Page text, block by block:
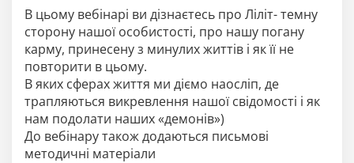
В цьому вебінарі ви дізнаєтесь про Ліліт- темну
сторону нашої особистості, про нашу погану
карму, принесену з минулих життів і як її не
повторити в цьому.
В яких сферах життя ми діємо наосліп, де
трапляються викревлення нашої свідомості і як
нам подолати наших «демонів»)
До вебінару також додаються письмові
методичні матеріали